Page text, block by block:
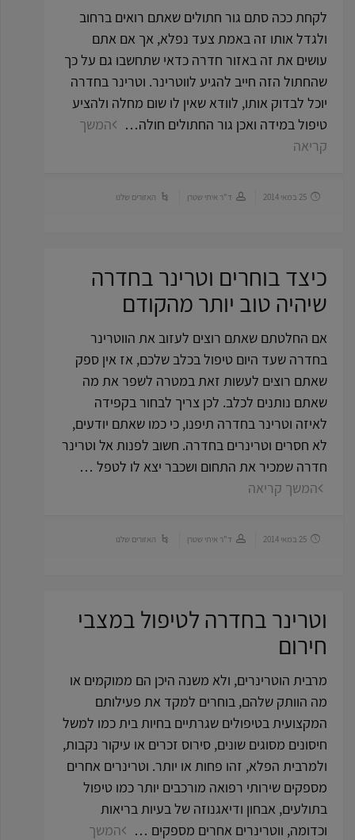
לקחת ככה סתם גור חתולים שאתם רואים ברחוב
ולגדל אותו זה באמת צעד נפלא, אך אם אתם
עושים את זה באזור חדרה כדאי שתחשבו גם על כך
שהחתול הזה חייב להגיע לווטרינר. וטרינר בחדרה
יוכל לבדוק אותו, לוודא שאין לו שום מחלה ולהציע
טיפול במידה ואכן גור החתולים חולה…
המשך
קריאה
25 במאי 2014 ד"ר איתי שטרן האזורים שלנו
כיצד בוחרים וטרינר בחדרה
שיהיה טוב יותר מהקודם
אם החלטתם שאתם רוצים לעזוב את הווטרינר
בחדרה שעד היום טיפול בכלב שלכם, אז אין ספק
שאתם רוצים לעשות זאת במטרה לשפר את מה
שאתם נותנים לכלב. לכן צריך לבחור בקפידה
לאיזה וטרינר בחדרה תיפנו, כי כמו שאתם יודעים,
לא חסרים וטרינרים בחדרה. חשוב לפנות אל וטרינר
חדרה שמכיר את התחום ושכבר יצא לו לטפל …
המשך קריאה
25 במאי 2014 ד"ר איתי שטרן האזורים שלנו
וטרינר בחדרה לטיפול במצבי
חירום
מרבית הוטרינרים, ולא משנה היכן הם ממוקמים או
מה הוותק שלהם, בוחרים למקד את פעילותם
המקצועית בטיפולים שגרתיים בחיות בית כמו למשל
חיסונים מסוגים שונים, סירוס זכרים או עיקור נקבות,
ולמרבית הפלא, זהו פחות או יותר. וטרינרים אחרים
מספקים שירותי רפואה מורכבים יותר כמו טיפול
בתולעים, אבחון ודיאגנוזה של בעיות בריאות
וכדומה, ווטרינרים אחרים מספקים …
המשך